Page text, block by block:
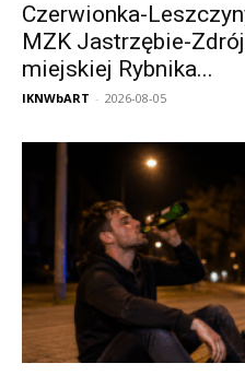
Czerwionka-
MZK Jastrzębie-
miejskiej Rybnika...
IKNWbART - 2026-08-05